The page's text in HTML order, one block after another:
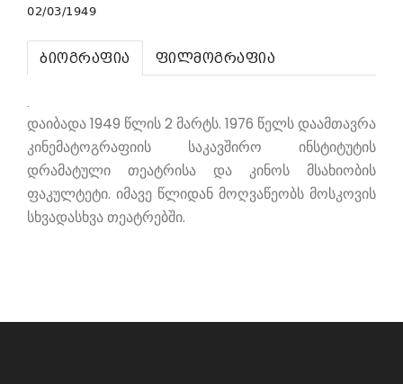
02/03/1949
ბიოგრაფია ფილმოგრაფია
.
დაიბადა 1949 წლის 2 მარტს. 1976 წელს დაამთავრა
კინემატოგრაფიის საკავშირო ინსტიტუტის
დრამატული თეატრისა და კინოს მსახიობის
ფაკულტეტი. იმავე წლიდან მოღვაწეობს მოსკოვის
სხვადასხვა თეატრებში.